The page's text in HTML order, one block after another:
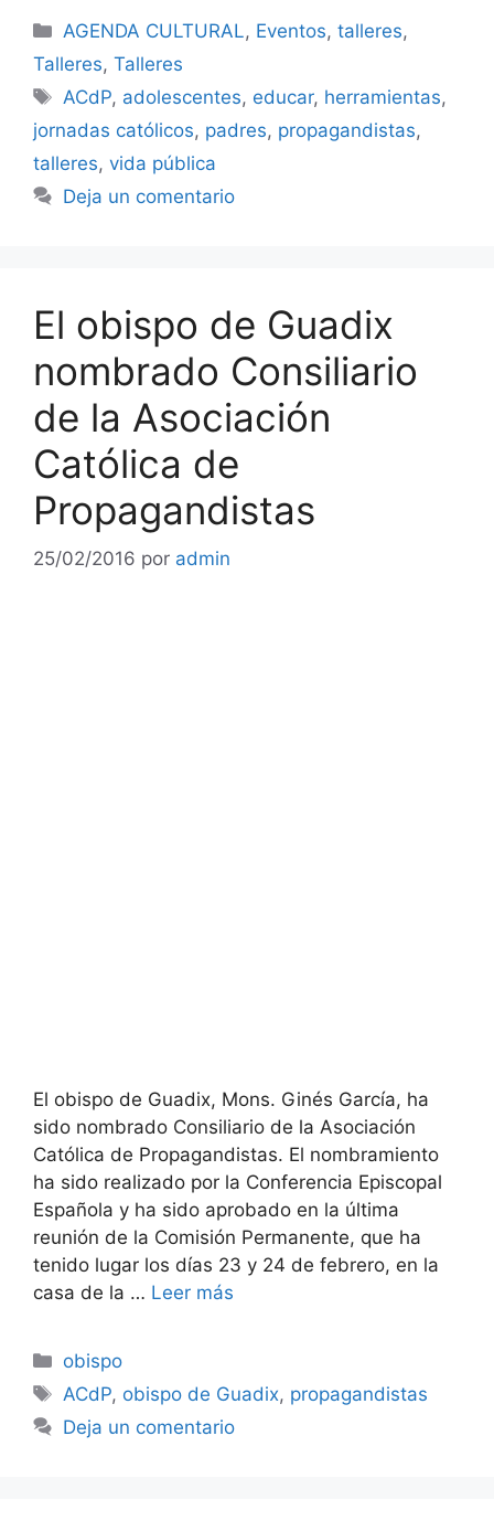
Categorías
AGENDA CULTURAL, Eventos,talleres,
Talleres, Talleres
Etiquetas
ACdP, adolescentes, educar, herramientas,
jornadas católicos, padres, propagandistas,
talleres, vida pública
Deja un comentario
El obispo de Guadix
nombrado Consiliario
de la Asociación
Católica de
Propagandistas
25/02/2016 por admin
El obispo de Guadix, Mons. Ginés García, ha
sido nombrado Consiliario de la Asociación
Católica de Propagandistas. El nombramiento
ha sido realizado por la Conferencia Episcopal
Española y ha sido aprobado en la última
reunión de la Comisión Permanente, que ha
tenido lugar los días 23 y 24 de febrero, en la
casa de la … Leer más
Categorías
obispo
Etiquetas
ACdP, obispo de Guadix, propagandistas
Deja un comentario